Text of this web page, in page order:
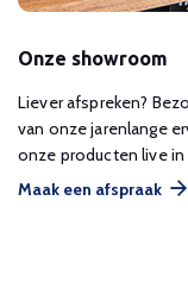
Onze showroom
Liever afspreken?
van onze jarenlange
onze producten live in
Maak een afspraak